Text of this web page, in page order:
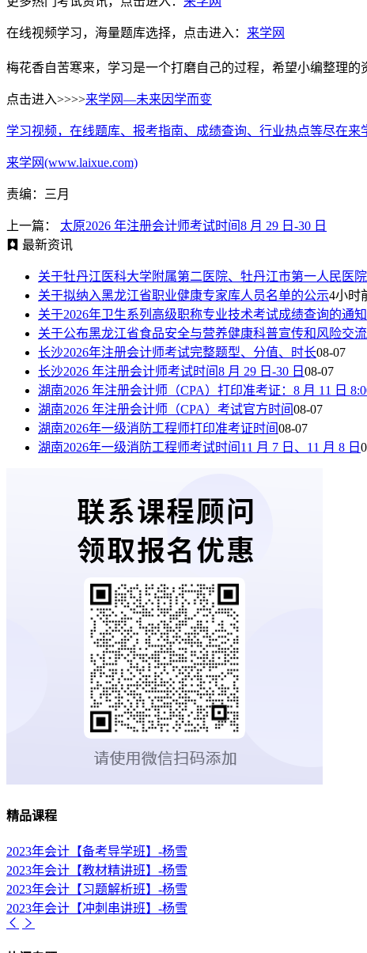
在线视频学习，海量题库选择，点击进入： 来学网
梅花香自苦寒来，学习是一个打磨自己的过程，希望小编整理的
点击进入>>>>来学网—未来因学而变
学习视频，在线题库、报考指南、成绩查询、行业热点等尽在来
来学网(www.laixue.com)
责编：三月
上一篇：
太原2026 年注册会计师考试时间8 月 29 日-30 日
最新资讯
关于牡丹江医科大学附属第二医院、牡丹江市第一人民医
关于拟纳入黑龙江省职业健康专家库人员名单的公示4小时
关于2026年卫生系列高级职称专业技术考试成绩查询的通知
关于公布黑龙江省食品安全与营养健康科普宣传和风险交
长沙2026年注册会计师考试完整题型、分值、时长08-07
长沙2026 年注册会计师考试时间8 月 29 日-30 日 08-07
湖南2026 年注册会计师（CPA）打印准考证：8 月 11 日
湖南2026 年注册会计师（CPA）考试官方时间08-07
湖南2026年一级消防工程师打印准考证时间08-07
湖南2026年一级消防工程师考试时间11 月 7 日、11 月 8 日
精品课程
2023年会计【备考导学班】-杨雪
2023年会计【教材精讲班】-杨雪
2023年会计【习题解析班】-杨雪
2023年会计【冲刺串讲班】-杨雪